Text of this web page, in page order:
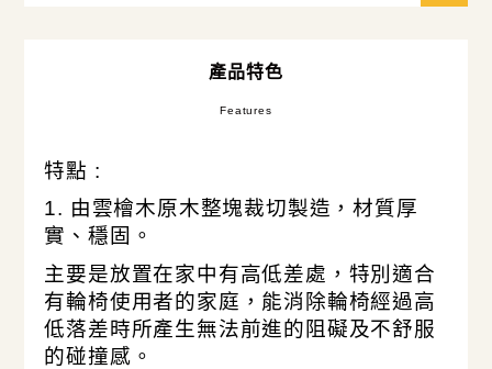
產品特色
Features
特點 :
1. 由雲檜木原木整塊裁切製造，材質厚
實、穩固。
主要是放置在家中有高低差處，特別適合
有輪椅使用者的家庭，能消除輪椅經過高
低落差時所產生無法前進的阻礙及不舒服
的碰撞感。